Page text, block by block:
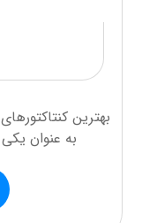
بهترین
به عنوان